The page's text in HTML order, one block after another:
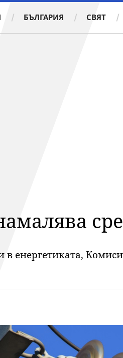
БЪЛГАРИЯ СВЯТ
енергетиката,